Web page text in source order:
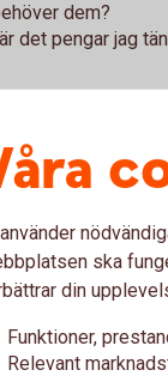
dem?
det pengar jag
du
tänk också på när
risk kan du ta.
bra idé ta lägre
ska
din
Funktioner,
Relevant